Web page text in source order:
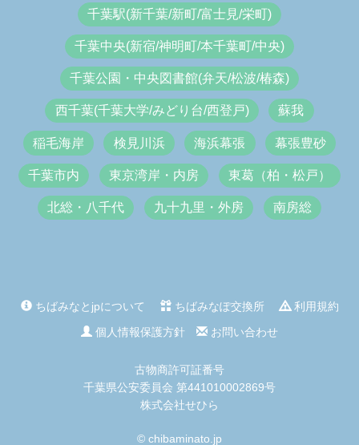
千葉駅(新千葉/新町/富士見/栄町)
千葉中央(新宿/神明町/本千葉町/中央)
千葉公園・中央図書館(弁天/松波/椿森)
西千葉(千葉大学/みどり台/西登戸) 蘇我
稲毛海岸 検見川浜 海浜幕張 幕張豊砂
千葉市内 東京湾岸・内房 東葛（柏・松戸）
北総・八千代 九十九里・外房 南房総
ちばみなとjpについて ちばみなぽ交換所
利用規約
個人情報保護方針
お問い合わせ
古物商許可証番号
千葉県公安委員会 第441010002869号
株式会社せひら
© chibaminato.jp